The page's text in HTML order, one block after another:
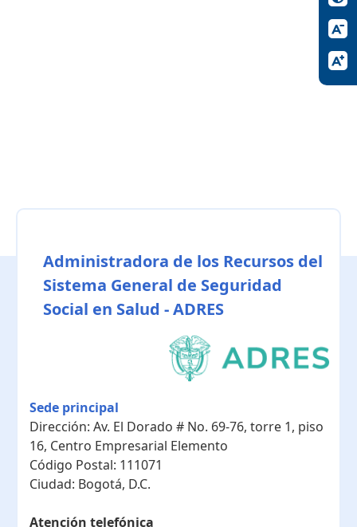
Administradora de los Recursos del
Sistema General de Seguridad
Social en Salud - ADRES
Sede principal
Dirección: Av. El Dorado # No. 69-76, torre 1, piso
16, Centro Empresarial Elemento
Código Postal: 111071
Ciudad: Bogotá, D.C.
Atención telefónica